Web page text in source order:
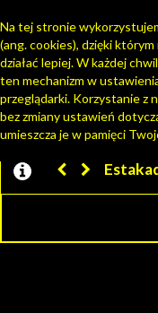
Estakada - zmiany w
Na tej stronie
(ang. cookies), dzięki
działać lepiej. W każdej
ten mechanizm w
przeglądarki. Korzystanie z
bez zmiany ustawień
umieszcza je w pamięci